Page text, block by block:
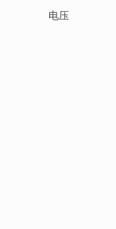
电压